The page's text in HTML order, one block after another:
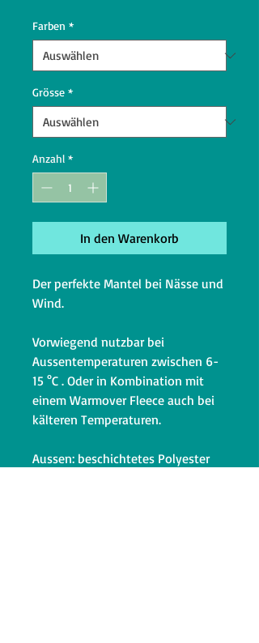
Farben *
Grösse *
Anzahl *
In den Warenkorb
Der perfekte Mantel bei Nässe und
Wind.
Vorwiegend nutzbar bei
Aussentemperaturen zwischen 6-
15 °C . Oder in Kombination mit
einem Warmover Fleece auch bei
kälteren Temperaturen.
Aussen: beschichtetes Polyester